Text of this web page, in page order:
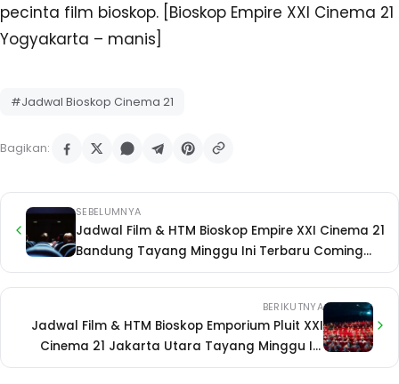
pecinta film bioskop. [Bioskop Empire XXI Cinema 21
Yogyakarta – manis]
#Jadwal Bioskop Cinema 21
Bagikan:
SEBELUMNYA
Jadwal Film & HTM Bioskop Empire XXI Cinema 21
Bandung Tayang Minggu Ini Terbaru Coming
Soon
BERIKUTNYA
Jadwal Film & HTM Bioskop Emporium Pluit XXI
Cinema 21 Jakarta Utara Tayang Minggu Ini
Terbaru Coming Soon